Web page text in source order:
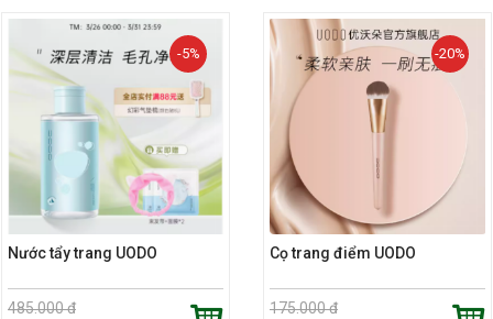
-5%
Nước tẩy trang UODO
485.000 đ
-20%
Cọ trang điểm UODO
175.000 đ